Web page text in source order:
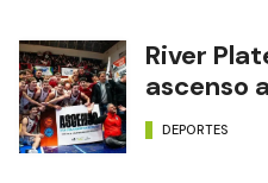
River
ascenso
DEPORTES